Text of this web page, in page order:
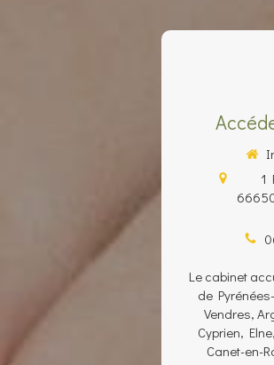
1
Le cabinet
de
Vendres,
Cyprien,
Canet-en-